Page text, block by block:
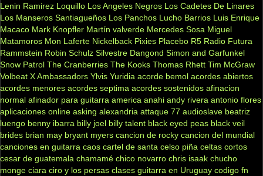
Lenin Ramirez Loquillo Los Angeles Negros Los Cadetes De Linares
Los Manseros Santiagueños Los Panchos Lucho Barrios Luis Enrique
Macaco Mark Knopfler Martín valverde Mercedes Sosa Miguel
Matamoros Mon Laferte Nickelback Pixies Placebo R5 Radio Futura
Rammstein Robin Schulz Silvestre Dangond Simon and Garfunkel
Snow Patrol The Cranberries The Kooks Thomas Rhett Tim McGraw
Volbeat X Ambassadors Ylvis Yuridia acorde bemol acordes abiertos
acordes menores acordes septima acordes sostenidos afinacion
normal afinador para guitarra america anahi andy rivera antonio flores
aplicaciones online asking alexandria attaque 77 audioslave beatriz
luengo benny ibarra billy joel billy talent black eyed peas black veil
brides brian may bryant myers cancion de rocky cancion del mundial
canciones en guitarra caos cartel de santa celso piña celtas cortos
cesar de guatemala chamamé chico novarro chris isaak chucho
monge ciara ciro y los persas clases guitarra en Uruguay codigo fn